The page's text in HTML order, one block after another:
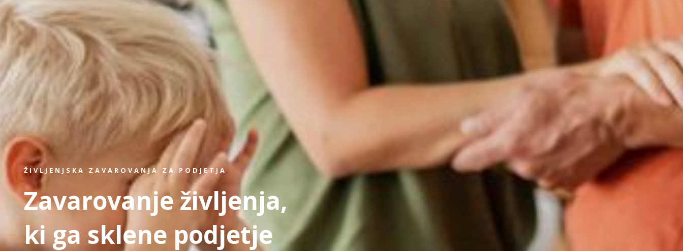
ŽIVLJENJSKA ZAVAROVANJA ZA PODJETJA
Zavarovanje življenja,
ki ga sklene podjetje